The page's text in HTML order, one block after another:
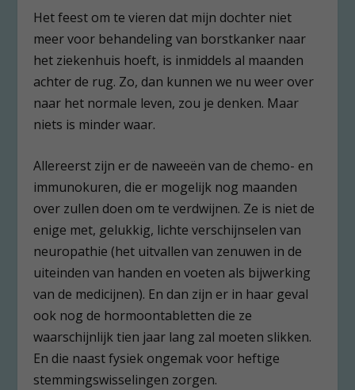
Het feest om te vieren dat mijn dochter niet
meer voor behandeling van borstkanker naar
het ziekenhuis hoeft, is inmiddels al maanden
achter de rug. Zo, dan kunnen we nu weer over
naar het normale leven, zou je denken. Maar
niets is minder waar.
Allereerst zijn er de naweeën van de chemo- en
immunokuren, die er mogelijk nog maanden
over zullen doen om te verdwijnen. Ze is niet de
enige met, gelukkig, lichte verschijnselen van
neuropathie (het uitvallen van zenuwen in de
uiteinden van handen en voeten als bijwerking
van de medicijnen). En dan zijn er in haar geval
ook nog de hormoontabletten die ze
waarschijnlijk tien jaar lang zal moeten slikken.
En die naast fysiek ongemak voor heftige
stemmingswisselingen zorgen.